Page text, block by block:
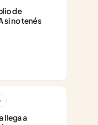
de
si no tenés
llega a